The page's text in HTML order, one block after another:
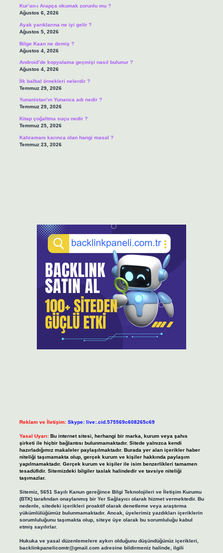
Kur’an-ı Arapça okumak zorunlu mu ?
Ağustos 6, 2026
Ayak yarıklarına ne iyi gelir ?
Ağustos 5, 2026
Bilge Kaan ne demiş ?
Ağustos 4, 2026
Android’de kopyalama geçmişi nasıl bulunur ?
Ağustos 4, 2026
İlk balbal örnekleri nelerdir ?
Temmuz 29, 2026
Yunanistan’ın Yunanca adı nedir ?
Temmuz 29, 2026
Kitap çoğaltma suçu nedir ?
Temmuz 25, 2026
Kahramanı karınca olan hangi masal ?
Temmuz 23, 2026
Reklam ve İletişim: Skype: live:.cid.575569c608265c69
Yasal Uyarı: Bu internet sitesi, herhangi bir marka, kurum veya şahıs
şirketi ile hiçbir bağlantısı bulunmamaktadır. Sitede yalnızca kendi
hazırladığımız makaleler paylaşılmaktadır. Burada yer alan içerikler haber
niteliği taşımamakta olup, gerçek kurum ve kişiler hakkında paylaşım
yapılmamaktadır. Gerçek kurum ve kişiler ile isim benzerlikleri tamamen
tesadüfidir. Sitemizdeki bilgiler taslak halindedir ve tavsiye niteliği
taşımazlar.
Sitemiz, 5651 Sayılı Kanun gereğince Bilgi Teknolojileri ve İletişim Kurumu
(BTK) tarafından onaylanmış bir Yer Sağlayıcı olarak hizmet vermektedir. Bu
nedenle, sitedeki içerikleri proaktif olarak denetleme veya araştırma
yükümlülüğümüz bulunmamaktadır. Ancak, üyelerimiz yazdıkları içeriklerin
sorumluluğunu taşımakta olup, siteye üye olarak bu sorumluluğu kabul
etmiş sayılırlar.
Hukuka ve yasal düzenlemelere aykırı olduğunu düşündüğünüz içerikleri,
backlinkpanelicomtr@gmail.comadresine bildirmeniz halinde, ilgili